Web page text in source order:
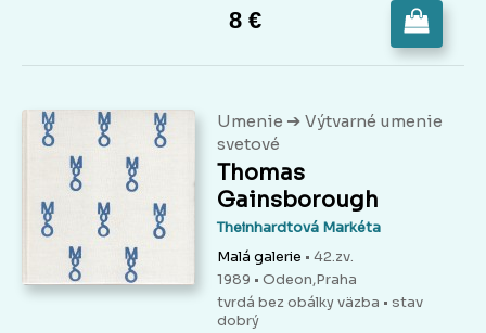
8 €
Umenie ➔ Výtvarné umenie
svetové
Thomas
Gainsborough
Theinhardtová Markéta
Malá galerie • 42.zv.
1989 • Odeon,Praha
tvrdá bez obálky väzba • stav
dobrý